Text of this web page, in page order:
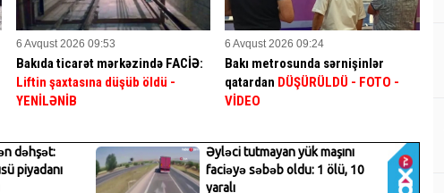
6 Avqust 2026 09:53
Bakıda ticarət mərkəzində FACİƏ:
Liftin şaxtasına düşüb öldü -
YENİLƏNİB
6 Avqust 2026 09:24
Bakı metrosunda sərnişinlər
qatardan DÜŞÜRÜLDÜ - FOTO -
VİDEO